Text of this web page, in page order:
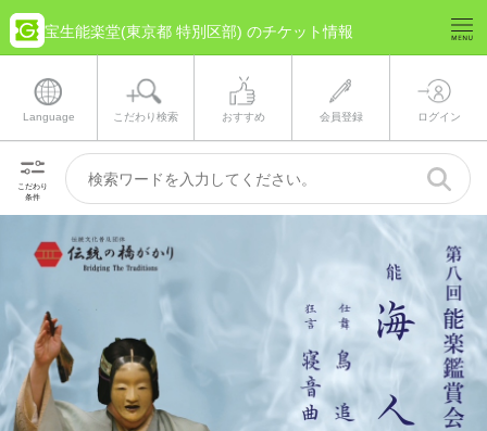
宝生能楽堂(東京都 特別区部) のチケット情報
Language こだわり検索 おすすめ 会員登録 ログイン
こだわり
条件